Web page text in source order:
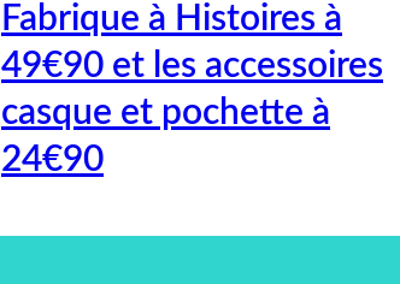
Fabrique à Histoires à
49€90 et les accessoires
casque et pochette à
24€90